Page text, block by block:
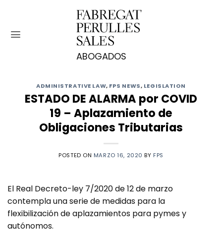
contenido
ADMINISTRATIVE LAW, FPS NEWS, LEGISLATION
ESTADO DE ALARMA por COVID
19 – Aplazamiento de
Obligaciones Tributarias
POSTED ON MARZO 16, 2020 BY FPS
El Real Decreto-ley 7/2020 de 12 de marzo
contempla una serie de medidas para la
flexibilización de aplazamientos para pymes y
autónomos.